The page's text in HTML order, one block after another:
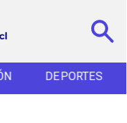
DEPORTES